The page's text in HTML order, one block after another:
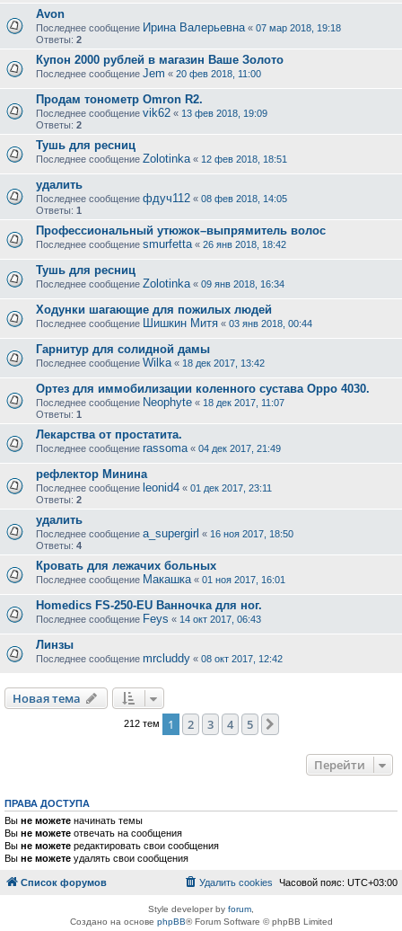
Avon
Последнее сообщение Ирина Валерьевна « 07 мар 2018, 19:18
Ответы: 2
Купон 2000 рублей в магазин Ваше Золото
Последнее сообщение Jem « 20 фев 2018, 11:00
Продам тонометр Omron R2.
Последнее сообщение vik62 « 13 фев 2018, 19:09
Ответы: 2
Тушь для ресниц
Последнее сообщение Zolotinka « 12 фев 2018, 18:51
удалить
Последнее сообщение фдуч112 « 08 фев 2018, 14:05
Ответы: 1
Профессиональный утюжок–выпрямитель волос
Последнее сообщение smurfetta « 26 янв 2018, 18:42
Тушь для ресниц
Последнее сообщение Zolotinka « 09 янв 2018, 16:34
Ходунки шагающие для пожилых людей
Последнее сообщение Шишкин Митя « 03 янв 2018, 00:44
Гарнитур для солидной дамы
Последнее сообщение Wilka « 18 дек 2017, 13:42
Ортез для иммобилизации коленного сустава Oppo 4030.
Последнее сообщение Neophyte « 18 дек 2017, 11:07
Ответы: 1
Лекарства от простатита.
Последнее сообщение rassoma « 04 дек 2017, 21:49
рефлектор Минина
Последнее сообщение leonid4 « 01 дек 2017, 23:11
Ответы: 2
удалить
Последнее сообщение a_supergirl « 16 ноя 2017, 18:50
Ответы: 4
Кровать для лежачих больных
Последнее сообщение Макашка « 01 ноя 2017, 16:01
Homedics FS-250-EU Ванночка для ног.
Последнее сообщение Feys « 14 окт 2017, 06:43
Линзы
Последнее сообщение mrcluddy « 08 окт 2017, 12:42
Новая тема
212 тем 1 2 3 4 5
Перейти
ПРАВА ДОСТУПА
Вы не можете начинать темы
Вы не можете отвечать на сообщения
Вы не можете редактировать свои сообщения
Вы не можете удалять свои сообщения
Список форумов Часовой пояс: UTC+03:00
Удалить cookies
Style developer by forum
Создано на основе phpBB® Forum Software © phpBB Limited